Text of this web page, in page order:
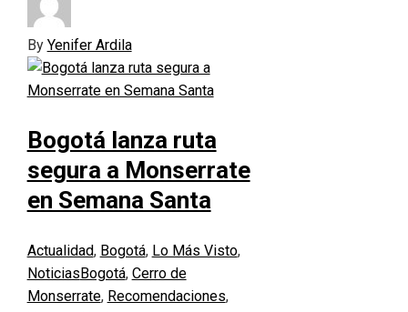
By Yenifer Ardila
Bogotá lanza ruta
segura a Monserrate
en Semana Santa
Actualidad, Bogotá, Lo Más Visto,
Noticias Bogotá, Cerro de
Monserrate, Recomendaciones,